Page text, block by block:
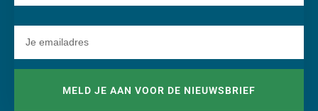
MELD JE AAN VOOR DE NIEUWSBRIEF